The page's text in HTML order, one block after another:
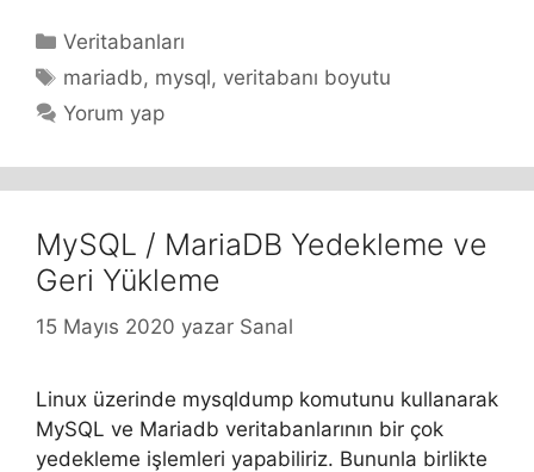
Kategoriler
Veritabanları
Etiketler
mariadb, mysql, veritabanı boyutu
Yorum yap
MySQL / MariaDB Yedekleme ve
Geri Yükleme
15 Mayıs 2020 yazar Sanal
Linux üzerinde mysqldump komutunu kullanarak
MySQL ve Mariadb veritabanlarının bir çok
yedekleme işlemleri yapabiliriz. Bununla birlikte